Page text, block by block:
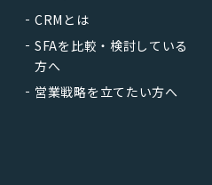
CRMとは
SFAを比較・検討している
方へ
営業戦略を立てたい方へ